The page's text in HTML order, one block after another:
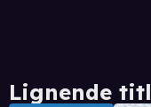
Lignende